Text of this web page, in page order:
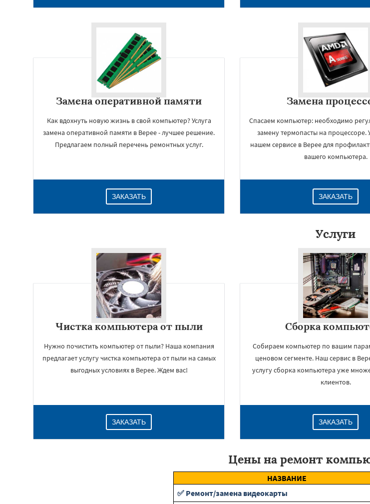
Замена оперативной памяти
Как вдохнуть новую жизнь в свой компьютер? Услуга
замена оперативной памяти в Верее - лучшее решение.
Предлагаем полный перечень ремонтных услуг.
ЗАКАЗАТЬ
Замена
Спасаем компьютер: необходимо
замену термопасты на процессоре.
нашем сервисе в Верее для
вашего компьютера.
ЗАКАЗАТЬ
Услуги
Чистка компьютера от пыли
Нужно почистить компьютер от пыли? Наша компания
предлагает услугу чистка компьютера от пыли на самых
выгодных условиях в Верее. Ждем вас!
ЗАКАЗАТЬ
Сборка
Собираем компьютер по вашим
ценовом сегменте. Наш сервис в
услугу сборка компьютера уже
клиентов.
ЗАКАЗАТЬ
Цены на ремонт
НАЗВАНИЕ
✅ Ремонт/замена видеокарты
Даю согласие на обработку